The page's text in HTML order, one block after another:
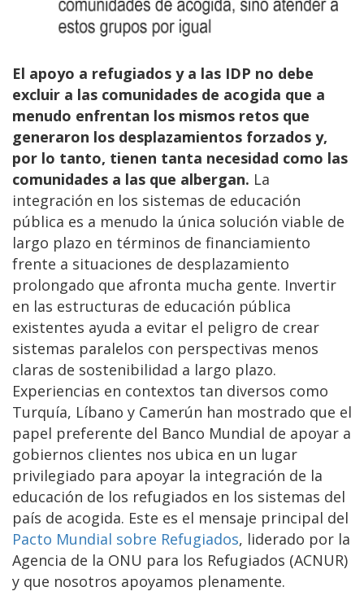
El apoyo a refugiados y a las IDP no debe
excluir a las comunidades de acogida que a
menudo enfrentan los mismos retos que
generaron los desplazamientos forzados y,
por lo tanto, tienen tanta necesidad como las
comunidades a las que albergan. La
integración en los sistemas de educación
pública es a menudo la única solución viable de
largo plazo en términos de financiamiento
frente a situaciones de desplazamiento
prolongado que afronta mucha gente. Invertir
en las estructuras de educación pública
existentes ayuda a evitar el peligro de crear
sistemas paralelos con perspectivas menos
claras de sostenibilidad a largo plazo.
Experiencias en contextos tan diversos como
Turquía, Líbano y Camerún han mostrado que el
papel preferente del Banco Mundial de apoyar a
gobiernos clientes nos ubica en un lugar
privilegiado para apoyar la integración de la
educación de los refugiados en los sistemas del
país de acogida. Este es el mensaje principal del
Pacto Mundial sobre Refugiados, liderado por la
Agencia de la ONU para los Refugiados (ACNUR)
y que nosotros apoyamos plenamente.